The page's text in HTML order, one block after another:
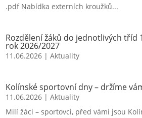
.pdf Nabídka externích kroužků...
Rozdělení žáků do jednotlivých tříd
rok 2026/2027
11.06.2026 |Aktuality
Kolínské sportovní dny – držíme
11.06.2026 |Aktuality
Milí žáci – sportovci, před vámi jsou